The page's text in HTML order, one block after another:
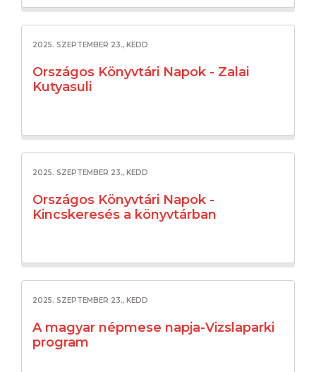
2025. SZEPTEMBER 23., KEDD
Országos Könyvtári Napok - Zalai
Kutyasuli
2025. SZEPTEMBER 23., KEDD
Országos Könyvtári Napok -
Kincskeresés a könyvtárban
2025. SZEPTEMBER 23., KEDD
A magyar népmese napja-Vizslaparki
program